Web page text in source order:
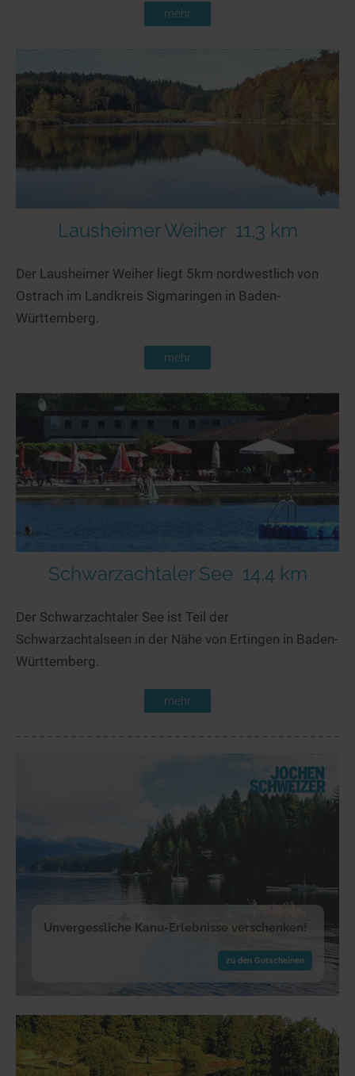
mehr
Lausheimer Weiher 11,3 km
Der Lausheimer Weiher liegt 5km nordwestlich von
Ostrach im Landkreis Sigmaringen in Baden-
Württemberg.
mehr
Schwarzachtaler See 14,4 km
Der Schwarzachtaler See ist Teil der
Schwarzachtalseen in der Nähe von Ertingen in Baden-
Württemberg.
mehr
Unvergessliche Kanu-Erlebnisse verschenken!
zu den Gutscheinen